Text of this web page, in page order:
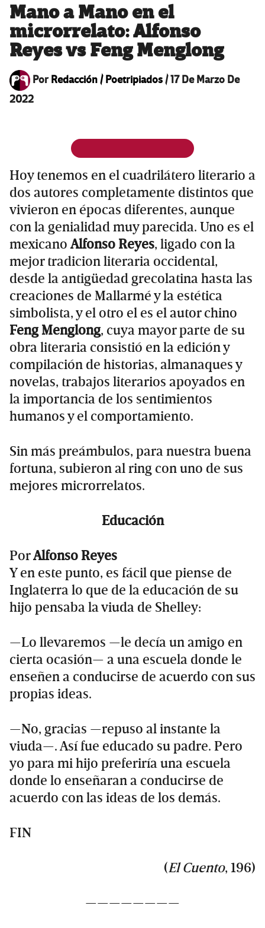
Mano a Mano en el
microrrelato: Alfonso
Reyes vs Feng Menglong
PorRedacción / Poetripiados/17 De Marzo De
2022
Hoy tenemos en el cuadrilátero literario a
dos autores completamente distintos que
vivieron en épocas diferentes, aunque
con la genialidad muy parecida. Uno es el
mexicano Alfonso Reyes, ligado con la
mejor tradicion literaria occidental,
desde la antigüedad grecolatina hasta las
creaciones de Mallarmé y la estética
simbolista, y el otro el es el autor chino
Feng Menglong, cuya mayor parte de su
obra literaria consistió en la edición y
compilación de historias, almanaques y
novelas, trabajos literarios apoyados en
la importancia de los sentimientos
humanos y el comportamiento.
Sin más preámbulos, para nuestra buena
fortuna, subieron al ring con uno de sus
mejores microrrelatos.
Educación
PorAlfonso Reyes
Y en este punto, es fácil que piense de
Inglaterra lo que de la educación de su
hijo pensaba la viuda de Shelley:
—Lo llevaremos —le decía un amigo en
cierta ocasión— a una escuela donde le
enseñen a conducirse de acuerdo con sus
propias ideas.
—No, gracias —repuso al instante la
viuda—. Así fue educado su padre. Pero
yo para mi hijo preferiría una escuela
donde lo enseñaran a conducirse de
acuerdo con las ideas de los demás.
FIN
(El Cuento, 196)
————————